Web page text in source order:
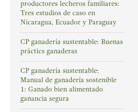
productores lecheros familiares:
Tres estudios de caso en
Nicaragua, Ecuador y Paraguay
CP ganadería sustentable: Buenas
práctics ganaderas
CP ganadería sustentable:
Manual de ganadería sostenible
1: Ganado bien alimentado
ganancia segura